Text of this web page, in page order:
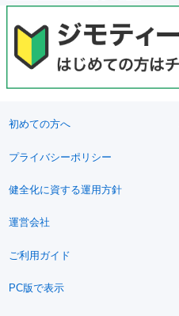
初めての方へ
プライバシーポリシー
健全化に資する運用方針
運営会社
ご利用ガイド
PC版で表示